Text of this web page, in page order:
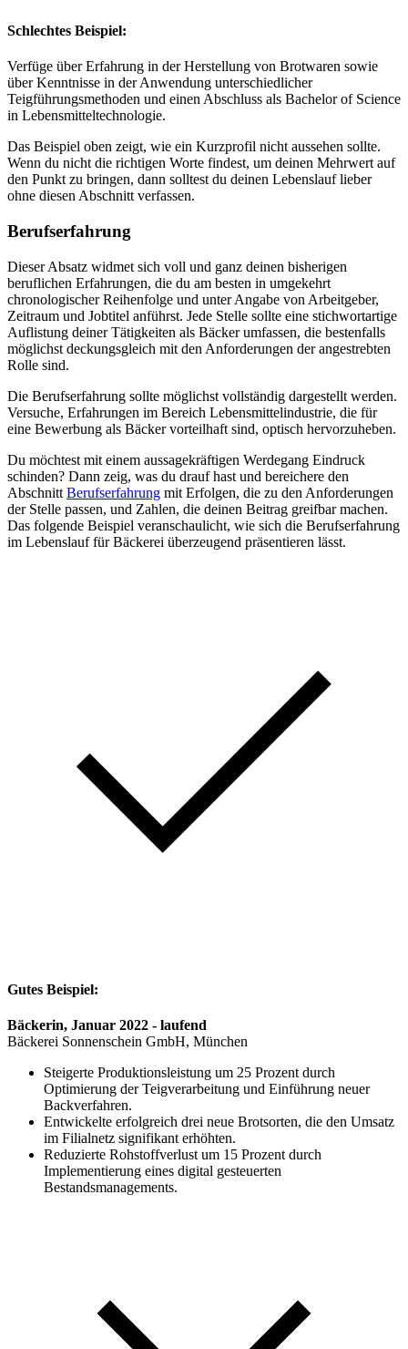
Schlechtes Beispiel:
Verfüge über Erfahrung in der Herstellung von Brotwaren sowie
über Kenntnisse in der Anwendung unterschiedlicher
Teigführungsmethoden und einen Abschluss als Bachelor of Science
in Lebensmitteltechnologie.
Das Beispiel oben zeigt, wie ein Kurzprofil nicht aussehen sollte.
Wenn du nicht die richtigen Worte findest, um deinen Mehrwert auf
den Punkt zu bringen, dann solltest du deinen Lebenslauf lieber
ohne diesen Abschnitt verfassen.
Berufserfahrung
Dieser Absatz widmet sich voll und ganz deinen bisherigen
beruflichen Erfahrungen, die du am besten in umgekehrt
chronologischer Reihenfolge und unter Angabe von Arbeitgeber,
Zeitraum und Jobtitel anführst. Jede Stelle sollte eine stichwortartige
Auflistung deiner Tätigkeiten als Bäcker umfassen, die bestenfalls
möglichst deckungsgleich mit den Anforderungen der angestrebten
Rolle sind.
Die Berufserfahrung sollte möglichst vollständig dargestellt werden.
Versuche, Erfahrungen im Bereich Lebensmittelindustrie, die für
eine Bewerbung als Bäcker vorteilhaft sind, optisch hervorzuheben.
Du möchtest mit einem aussagekräftigen Werdegang Eindruck
schinden? Dann zeig, was du drauf hast und bereichere den
Abschnitt Berufserfahrung mit Erfolgen, die zu den Anforderungen
der Stelle passen, und Zahlen, die deinen Beitrag greifbar machen.
Das folgende Beispiel veranschaulicht, wie sich die Berufserfahrung
im Lebenslauf für Bäckerei überzeugend präsentieren lässt.
Gutes Beispiel:
Bäckerin, Januar 2022 - laufend
Bäckerei Sonnenschein GmbH, München
Steigerte Produktionsleistung um 25 Prozent durch
Optimierung der Teigverarbeitung und Einführung neuer
Backverfahren.
Entwickelte erfolgreich drei neue Brotsorten, die den Umsatz
im Filialnetz signifikant erhöhten.
Reduzierte Rohstoffverlust um 15 Prozent durch
Implementierung eines digital gesteuerten
Bestandsmanagements.